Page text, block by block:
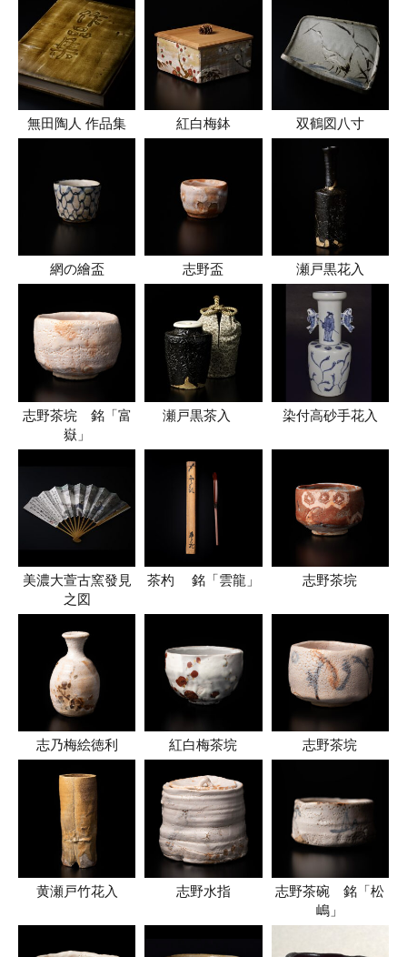
無田陶人 作品集 紅白梅鉢 双鶴図八寸
網の繪盃 志野盃 瀬戸黒花入
志野茶垸 銘「富
嶽」
瀬戸黒茶入 染付高砂手花入
美濃大萱古窯發見
之図
茶杓 銘「雲龍」 志野茶垸
志乃梅絵徳利 紅白梅茶垸 志野茶垸
黄瀬戸竹花入 志野水指
志野茶碗 銘「松
嶋」